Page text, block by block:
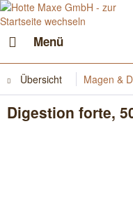
Menü
Übersicht Magen &
Digestion forte,